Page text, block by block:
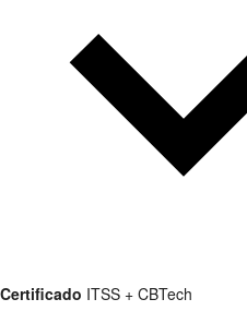
Certificado ITSS + CBTech